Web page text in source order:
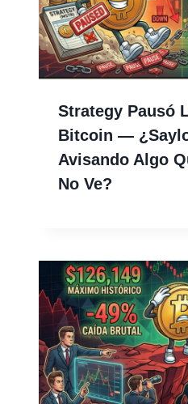
Strategy Pausó
Bitcoin —
Avisando Algo
No Ve?